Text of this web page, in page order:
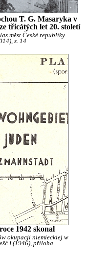
T. G. Masaryka v
třicátých let 20. století
měst České republiky.
s. 14
1942 skonal
okupacji niemieckiej w
I (1946), příloha